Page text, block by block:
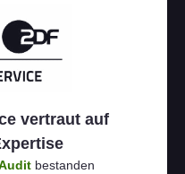
vertraut auf
bestanden